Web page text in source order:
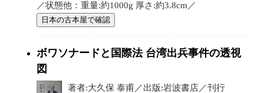
／状態他：重量:約1000g 厚さ:約3.8cm／
日本の古本屋で確認
ボワソナードと国際法 台湾出兵事件の透視
図
著者:大久保 泰甫／出版:岩波書店／刊行